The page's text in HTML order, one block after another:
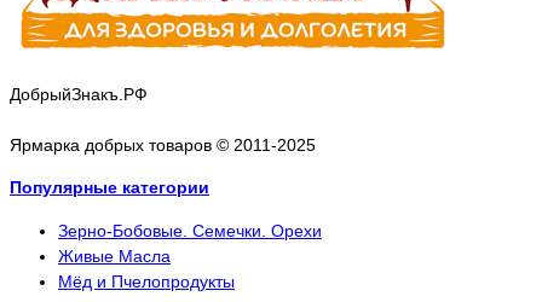
ДобрыйЗнакъ.РФ
Ярмарка добрых товаров © 2011-2025
Популярные категории
Зерно-Бобовые. Семечки. Орехи
Живые Масла
Мёд и Пчелопродукты